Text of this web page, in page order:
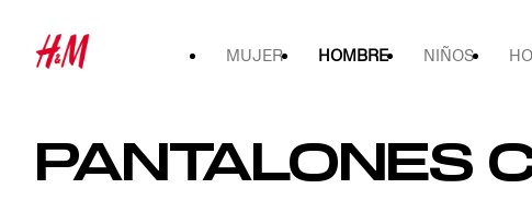
MUJER HOMBRE NIÑOS
PANTALONES